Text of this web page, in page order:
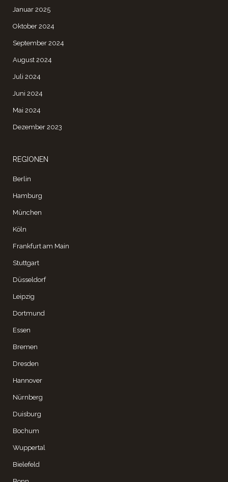
Januar 2025
Oktober 2024
September 2024
August 2024
Juli 2024
Juni 2024
Mai 2024
Dezember 2023
REGIONEN
Berlin
Hamburg
München
Köln
Frankfurt am Main
Stuttgart
Düsseldorf
Leipzig
Dortmund
Essen
Bremen
Dresden
Hannover
Nürnberg
Duisburg
Bochum
Wuppertal
Bielefeld